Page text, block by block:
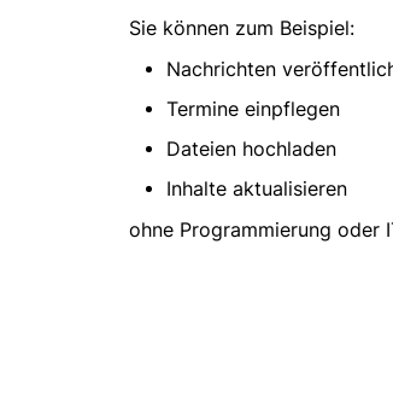
Sie können zum Beispiel:
Nachrichten
Termine einpflegen
Dateien hochladen
Inhalte aktualisieren
ohne Programmierung oder